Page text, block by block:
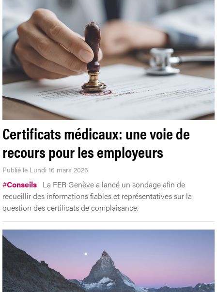
Certificats médicaux: une voie de
recours pour les employeurs
Publié le Lundi 16 mars 2026
#Conseils La FER Genève a lancé un sondage afin de
recueillir des informations fiables et représentatives sur la
question des certificats de complaisance.